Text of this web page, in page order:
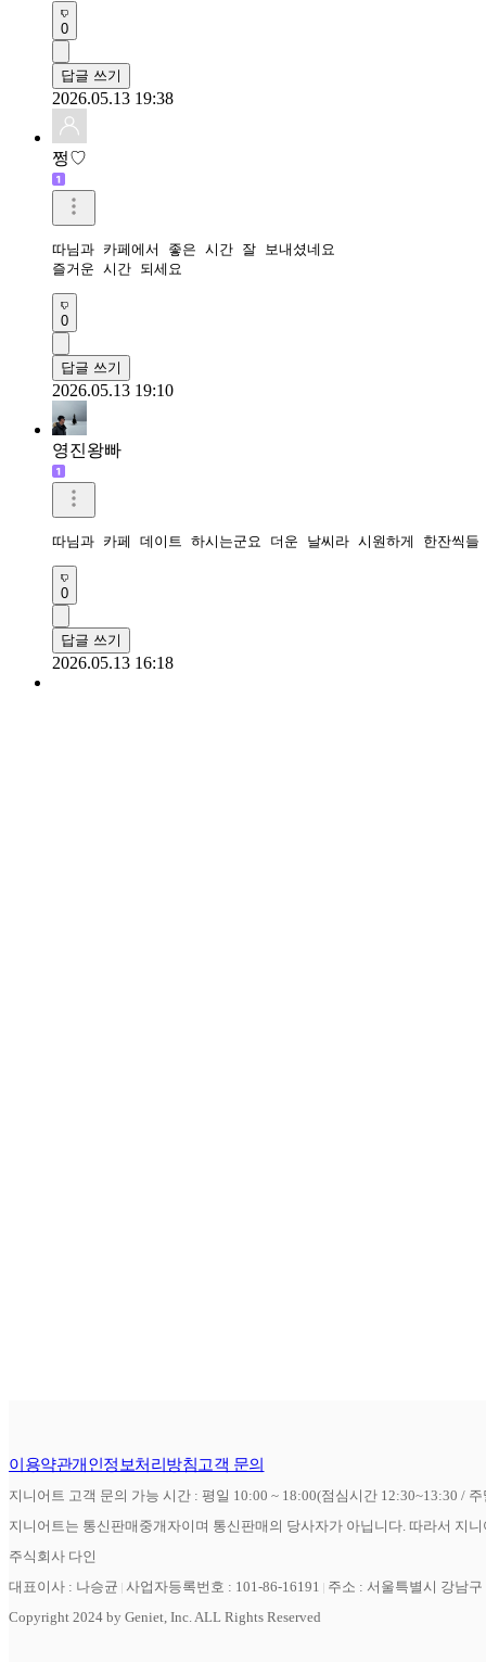
0
답글 쓰기
2026.05.13 19:38
쩡♡
따님과 카페에서 좋은 시간 잘 보내셨네요
즐거운 시간 되세요
0
답글 쓰기
2026.05.13 19:10
영진왕빠
따님과 카페 데이트 하시는군요 더운 날씨라 시원하게 한잔씩
0
답글 쓰기
2026.05.13 16:18
이용약관개인정보처리방침고객 문의
지니어트 고객 문의 가능 시간 : 평일 10:00 ~ 18:00(점심시간 12:30~13:30 /
지니어트는 통신판매중개자이며 통신판매의 당사자가 아닙니다. 따라서 지
주식회사 다인
대표이사 : 나승균 사업자등록번호 : 101-86-16191
주소 : 서울특별시 강남
Copyright 2024 by Geniet, Inc. ALL Rights Reserved